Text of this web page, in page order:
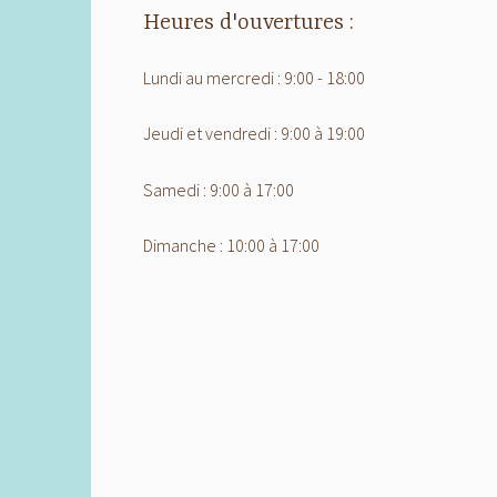
Heures d'ouvertures :
Lundi au mercredi : 9:00 - 18:00
Jeudi et vendredi : 9:00 à 19:00
Samedi : 9:00 à 17:00
Dimanche : 10:00 à 17:00